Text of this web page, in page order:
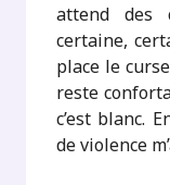
attend des
certaine,
place le
reste
c’est blanc.
de violence